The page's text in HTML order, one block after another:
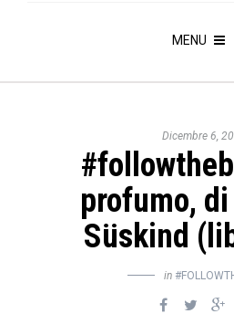
MENU
Dicembre 6,
profumo,
Süskind
in